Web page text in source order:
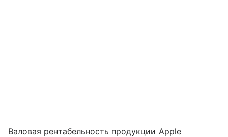
Валовая рентабельность продукции Apple